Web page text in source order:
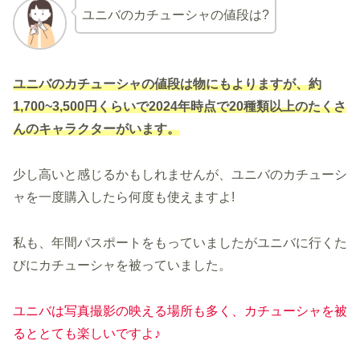
ユニバのカチューシャの値段は?
ユニバのカチューシャの値段は物にもよりますが、約
1,700~3,500円くらいで2024年時点で20種類以上のたくさ
んのキャラクターがいます。
少し高いと感じるかもしれませんが、ユニバのカチューシ
ャを一度購入したら何度も使えますよ!
私も、年間パスポートをもっていましたがユニバに行くた
びにカチューシャを被っていました。
ユニバは写真撮影の映える場所も多く、カチューシャを被
るととても楽しいですよ♪